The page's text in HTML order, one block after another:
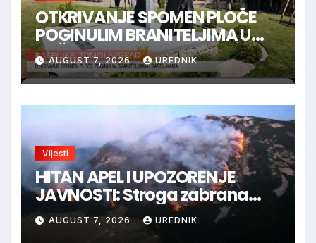
OTKRIVANJE SPOMEN PLOČE
POGINULIM BRANITELJIMA U
RAŠELJKAMA
AUGUST 7, 2026 UREDNIK
Vijesti
HITAN APEL I UPOZORENJE
JAVNOSTI: Stroga zabrana
loženja vatre u Parku prirode
Blidinje!
AUGUST 7, 2026 UREDNIK